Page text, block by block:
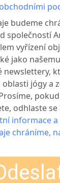
obchodními
budeme
společností
vyřízení
jako
newslettery,
jógy a
odhlaste
informace a
chráníme,